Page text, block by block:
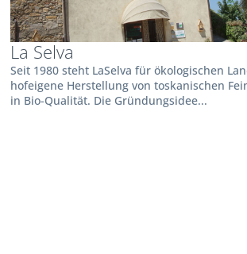
La Selva
Seit 1980 steht LaSelva für ökologischen
hofeigene Herstellung von toskanischen
in Bio-Qualität. Die Gründungsidee...